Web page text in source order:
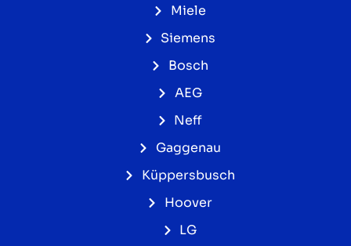
Miele
Siemens
Bosch
AEG
Neff
Gaggenau
Küppersbusch
Hoover
LG